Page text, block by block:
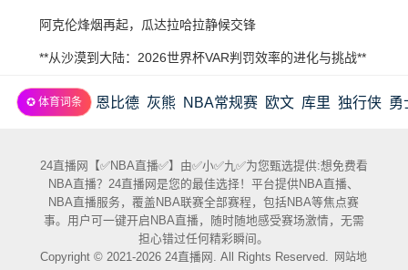
2026-
阿克伦烽烟再起，瓜达拉哈拉静候交锋
2026-
18
**从沙漠到大陆：2026世界杯VAR判罚效率的进化与挑战**
✪ 体育词条 恩比德 灰熊 NBA常规赛 欧文 库里 独行侠 勇
24直播网【✅NBA直播✅】由✅小✅九✅为您甄选提供:想免费看
NBA直播？24直播网是您的最佳选择！平台提供NBA直播、
NBA直播服务，覆盖NBA联赛全部赛程，包括NBA等焦点赛
事。用户可一键开启NBA直播，随时随地感受赛场激情，无需
担心错过任何精彩瞬间。
Copyright © 2021-2026 24直播网. All Rights Reserved.
网站地